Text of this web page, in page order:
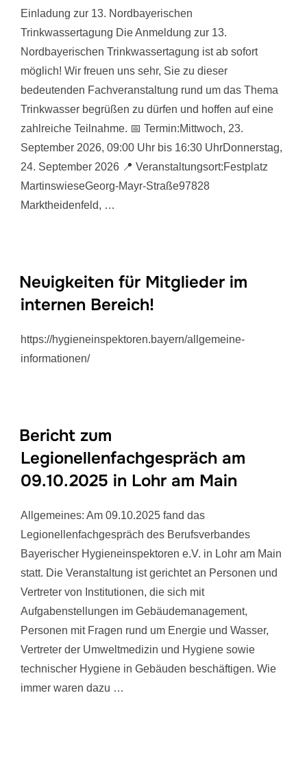
Einladung zur 13. Nordbayerischen
Trinkwassertagung Die Anmeldung zur 13.
Nordbayerischen Trinkwassertagung ist ab sofort
möglich! Wir freuen uns sehr, Sie zu dieser
bedeutenden Fachveranstaltung rund um das Thema
Trinkwasser begrüßen zu dürfen und hoffen auf eine
zahlreiche Teilnahme. 📅 Termin:Mittwoch, 23.
September 2026, 09:00 Uhr bis 16:30 UhrDonnerstag,
24. September 2026 📍 Veranstaltungsort:Festplatz
MartinswieseGeorg-Mayr-Straße97828
Marktheidenfeld, …
Neuigkeiten für Mitglieder im
internen Bereich!
https://hygieneinspektoren.bayern/allgemeine-
informationen/
Bericht zum
Legionellenfachgespräch am
09.10.2025 in Lohr am Main
Allgemeines: Am 09.10.2025 fand das
Legionellenfachgespräch des Berufsverbandes
Bayerischer Hygieneinspektoren e.V. in Lohr am Main
statt. Die Veranstaltung ist gerichtet an Personen und
Vertreter von Institutionen, die sich mit
Aufgabenstellungen im Gebäudemanagement,
Personen mit Fragen rund um Energie und Wasser,
Vertreter der Umweltmedizin und Hygiene sowie
technischer Hygiene in Gebäuden beschäftigen. Wie
immer waren dazu …